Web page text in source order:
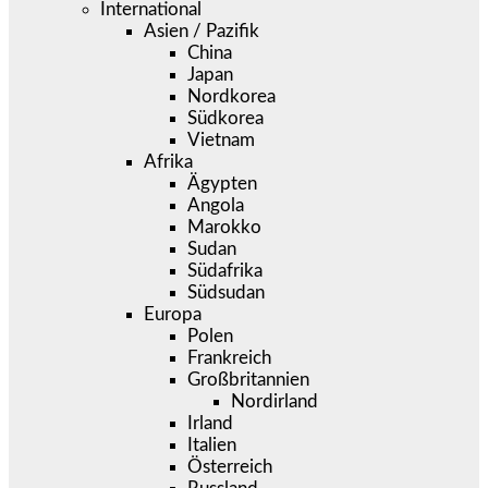
International
Asien / Pazifik
China
Japan
Nordkorea
Südkorea
Vietnam
Afrika
Ägypten
Angola
Marokko
Sudan
Südafrika
Südsudan
Europa
Polen
Frankreich
Großbritannien
Nordirland
Irland
Italien
Österreich